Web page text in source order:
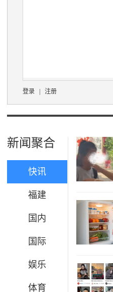
登录 注册
新闻聚合
快讯
福建
国内
国际
娱乐
体育